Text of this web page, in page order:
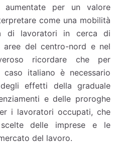
aumentate per un valore
come una mobilità
di lavoratori in cerca di
del centro-nord e nel
ricordare che per
italiano è necessario
effetti della graduale
e delle proroghe
i lavoratori occupati, che
delle imprese e le
del lavoro.